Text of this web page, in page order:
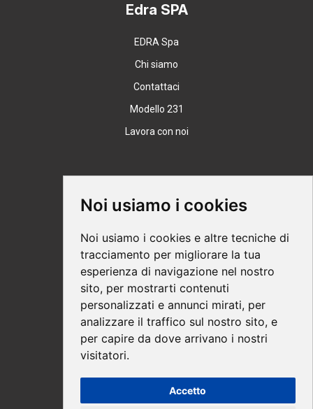
Noi usiamo i cookies
Noi usiamo i cookies e altre tecniche di
tracciamento per migliorare la tua
esperienza di navigazione nel nostro
sito, per mostrarti contenuti
personalizzati e annunci mirati, per
analizzare il traffico sul nostro sito, e
per capire da dove arrivano i nostri
visitatori.
Accetto
Edra SPA
EDRA Spa
Chi siamo
Contattaci
Modello 231
Lavora con noi
Supporto
Modalità di acquisto
Ebook help
Privacy
Recesso
Spedizione